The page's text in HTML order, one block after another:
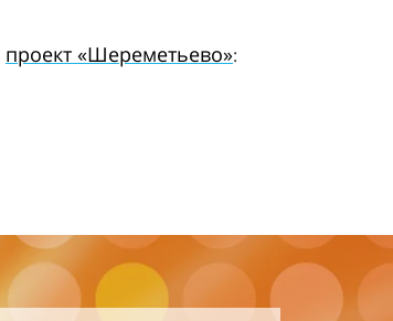
проект «Шереметьево»: